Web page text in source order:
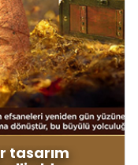
EĞİTİM
devam